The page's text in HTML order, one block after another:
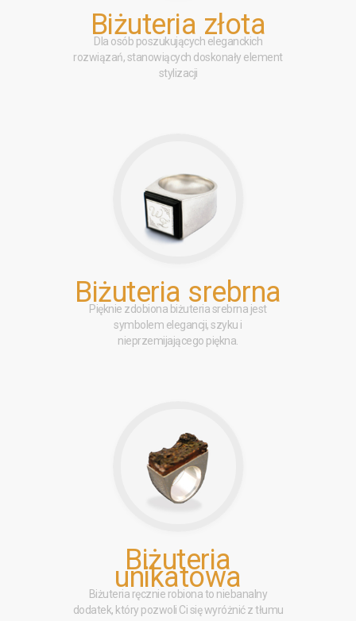
Biżuteria złota
Dla osób poszukujących eleganckich
rozwiązań, stanowiących doskonały element
stylizacji
Biżuteria srebrna
Pięknie zdobiona biżuteria srebrna jest
symbolem elegancji, szyku i
nieprzemijającego piękna.
Biżuteria
unikatowa
Biżuteria ręcznie robiona to niebanalny
dodatek, który pozwoli Ci się wyróżnić z tłumu